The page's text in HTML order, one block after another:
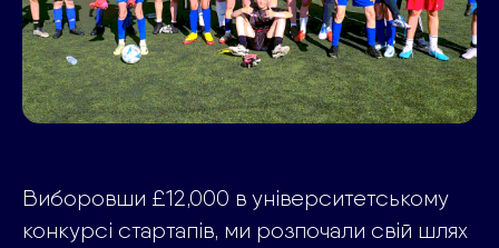
Виборовши £12,000 в університетському
конкурсі стартапів, ми розпочали свій шлях